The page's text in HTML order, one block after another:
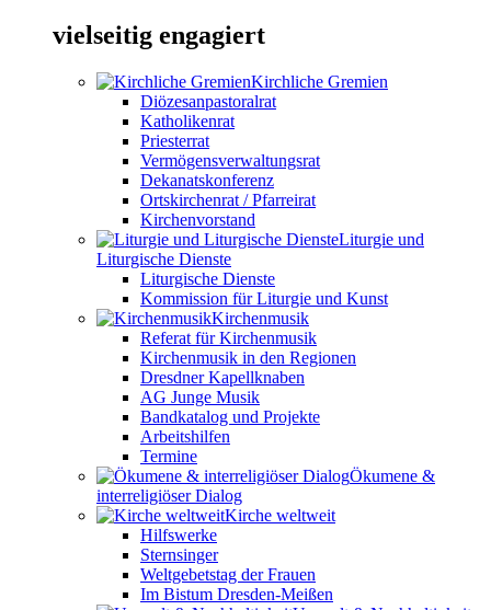
vielseitig engagiert
Kirchliche Gremien
Diözesanpastoralrat
Katholikenrat
Priesterrat
Vermögensverwaltungsrat
Dekanatskonferenz
Ortskirchenrat / Pfarreirat
Kirchenvorstand
Liturgie und
Liturgische Dienste
Liturgische Dienste
Kommission für Liturgie und Kunst
Kirchenmusik
Referat für Kirchenmusik
Kirchenmusik in den Regionen
Dresdner Kapellknaben
AG Junge Musik
Bandkatalog und Projekte
Arbeitshilfen
Termine
Ökumene &
interreligiöser Dialog
Kirche weltweit
Hilfswerke
Sternsinger
Weltgebetstag der Frauen
Im Bistum Dresden-Meißen